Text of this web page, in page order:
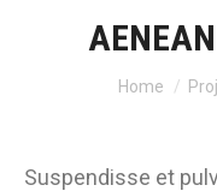
You are
Home
Suspendisse et